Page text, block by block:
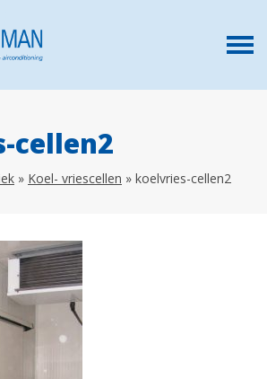
cellen2
» Koel- vriescellen » koelvries-cellen2